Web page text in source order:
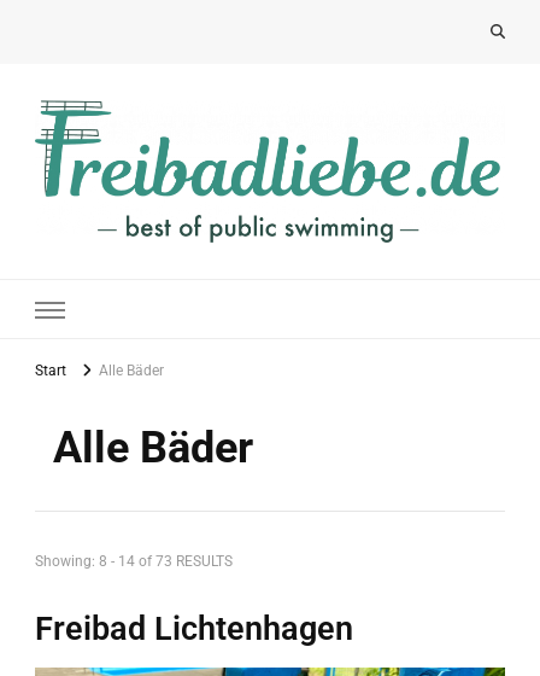
Start Alle Bäder
Alle Bäder
Showing: 8 - 14 of 73 RESULTS
Freibad Lichtenhagen